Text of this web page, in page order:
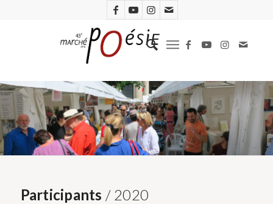
Participants / 2020